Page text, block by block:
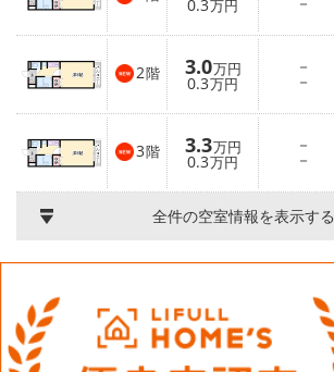
0.3万円
2階 3.0万円
0.3万円
－
－
3階 3.3万円
0.3万円
－
－
全件の空室情報を表示する